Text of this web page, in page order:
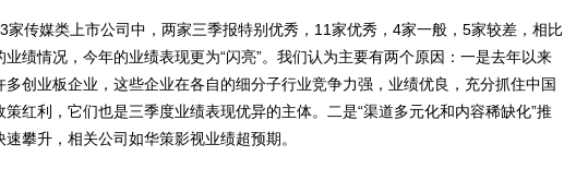
传媒类上市公司中，两家三季报特别优秀，11家优秀，4家一般，5家较差，相比
绩情况，今年的业绩表现更为“闪亮”。我们认为主要有两个原因：一是去年以来
多创业板企业，这些企业在各自的细分子行业竞争力强，业绩优良，充分抓住中国
红利，它们也是三季度业绩表现优异的主体。二是“渠道多元化和内容稀缺化”推
攀升，相关公司如华策影视业绩超预期。